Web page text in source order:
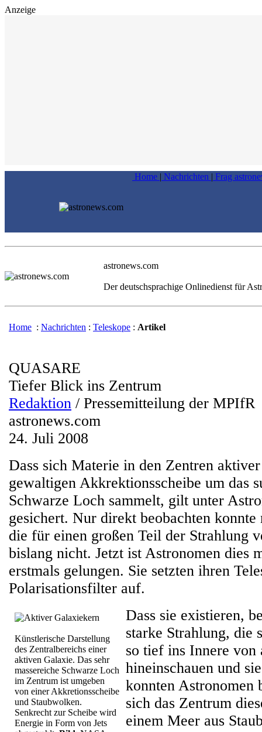
Anzeige
Home | Nachrichten | Frag
astronews.com
Der deutschsprachige Onlinedienst für
Home : Nachrichten : Teleskope : Artikel
QUASARE
Tiefer Blick ins Zentrum
Redaktion / Pressemitteilung der MPIfR
astronews.com
24. Juli 2008
Dass sich Materie in den Zentren
gewaltigen Akkrektionsscheibe um das
Schwarze Loch sammelt, gilt unter
gesichert. Nur direkt beobachten konnte
die für einen großen Teil der Strahlung
bislang nicht. Jetzt ist Astronomen dies
erstmals gelungen. Sie setzten ihren
Polarisationsfilter auf.
Künstlerische Darstellung
des Zentralbereichs einer
aktiven Galaxie. Das sehr
massereiche Schwarze Loch
im Zentrum ist umgeben
von einer Akkretionsscheibe
und Staubwolken.
Senkrecht zur Scheibe wird
Energie in Form von Jets
Dass sie existieren,
starke Strahlung, die
so tief ins Innere
hineinschauen und
konnten Astronomen
sich das Zentrum
einem Meer aus